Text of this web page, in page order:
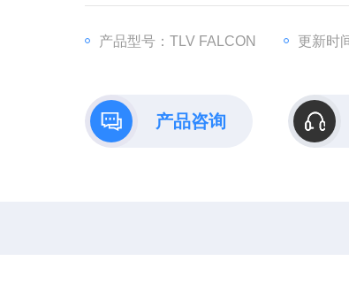
产品型号：TLV FALCON 更新时
产品咨询